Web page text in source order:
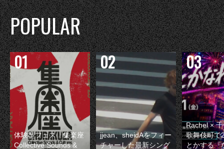
POPULAR
体験型フェス『集楽座
Collective Sounds &
jjean、sheidAをフィー
チャーした最新シング
Rachel ×
歌舞伎町で
とかする『